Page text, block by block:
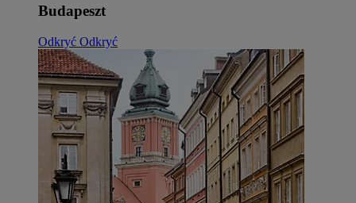
Budapeszt
Odkryć Odkryć